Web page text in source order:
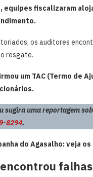
equipes fiscalizaram
os auditores
resgate.
um TAC (Termo de
sugira uma reportagem
8294.
do Agasalho: veja